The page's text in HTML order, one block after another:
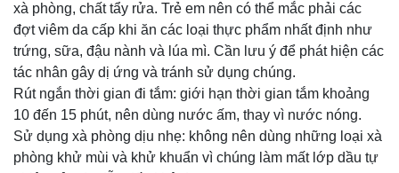
xà phòng, chất tẩy rửa. Trẻ em nên có thể mắc phải các
đợt viêm da cấp khi ăn các loại thực phẩm nhất định như
trứng, sữa, đậu nành và lúa mì. Cần lưu ý để phát hiện các
tác nhân gây dị ứng và tránh sử dụng chúng.
Rút ngắn thời gian đi tắm: giới hạn thời gian tắm khoảng
10 đến 15 phút, nên dùng nước ấm, thay vì nước nóng.
Sử dụng xà phòng dịu nhẹ: không nên dùng những loại xà
phòng khử mùi và khử khuẩn vì chúng làm mất lớp dầu tự